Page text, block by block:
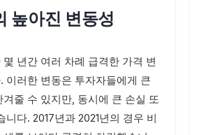
높아진 변동성
년간 여러 차례 급격한 가격 변
이러한 변동은 투자자들에게 큰
줄 수 있지만, 동시에 큰 손실 또
니다. 2017년과 2021년의 경우 비